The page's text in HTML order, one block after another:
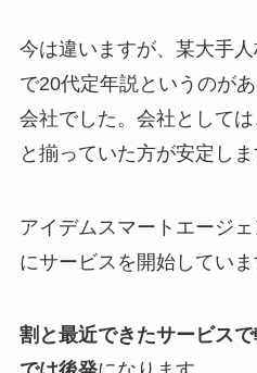
今は違いますが、某大手
で20代定年説というのが
会社でした。会社として
と揃っていた方が安定しま
アイデムスマートエージ
にサービスを開始していま
割と最近できたサービス